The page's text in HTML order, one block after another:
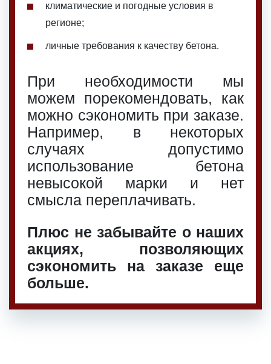
климатические и погодные условия в
регионе;
личные требования к качеству бетона.
При необходимости мы
можем порекомендовать, как
можно сэкономить при заказе.
Например, в некоторых
случаях допустимо
использование бетона
невысокой марки и нет
смысла переплачивать.
Плюс не забывайте о наших
акциях, позволяющих
сэкономить на заказе еще
больше.